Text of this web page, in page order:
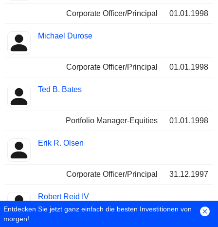
Corporate Officer/Principal 01.01.1998
Michael Durose
Corporate Officer/Principal 01.01.1998
Ted B. Bates
Portfolio Manager-Equities 01.01.1998
Erik R. Olsen
Corporate Officer/Principal 31.12.1997
Robert Reid IV
Entdecken Sie jetzt ganz einfach die besten Investitionen von
morgen!